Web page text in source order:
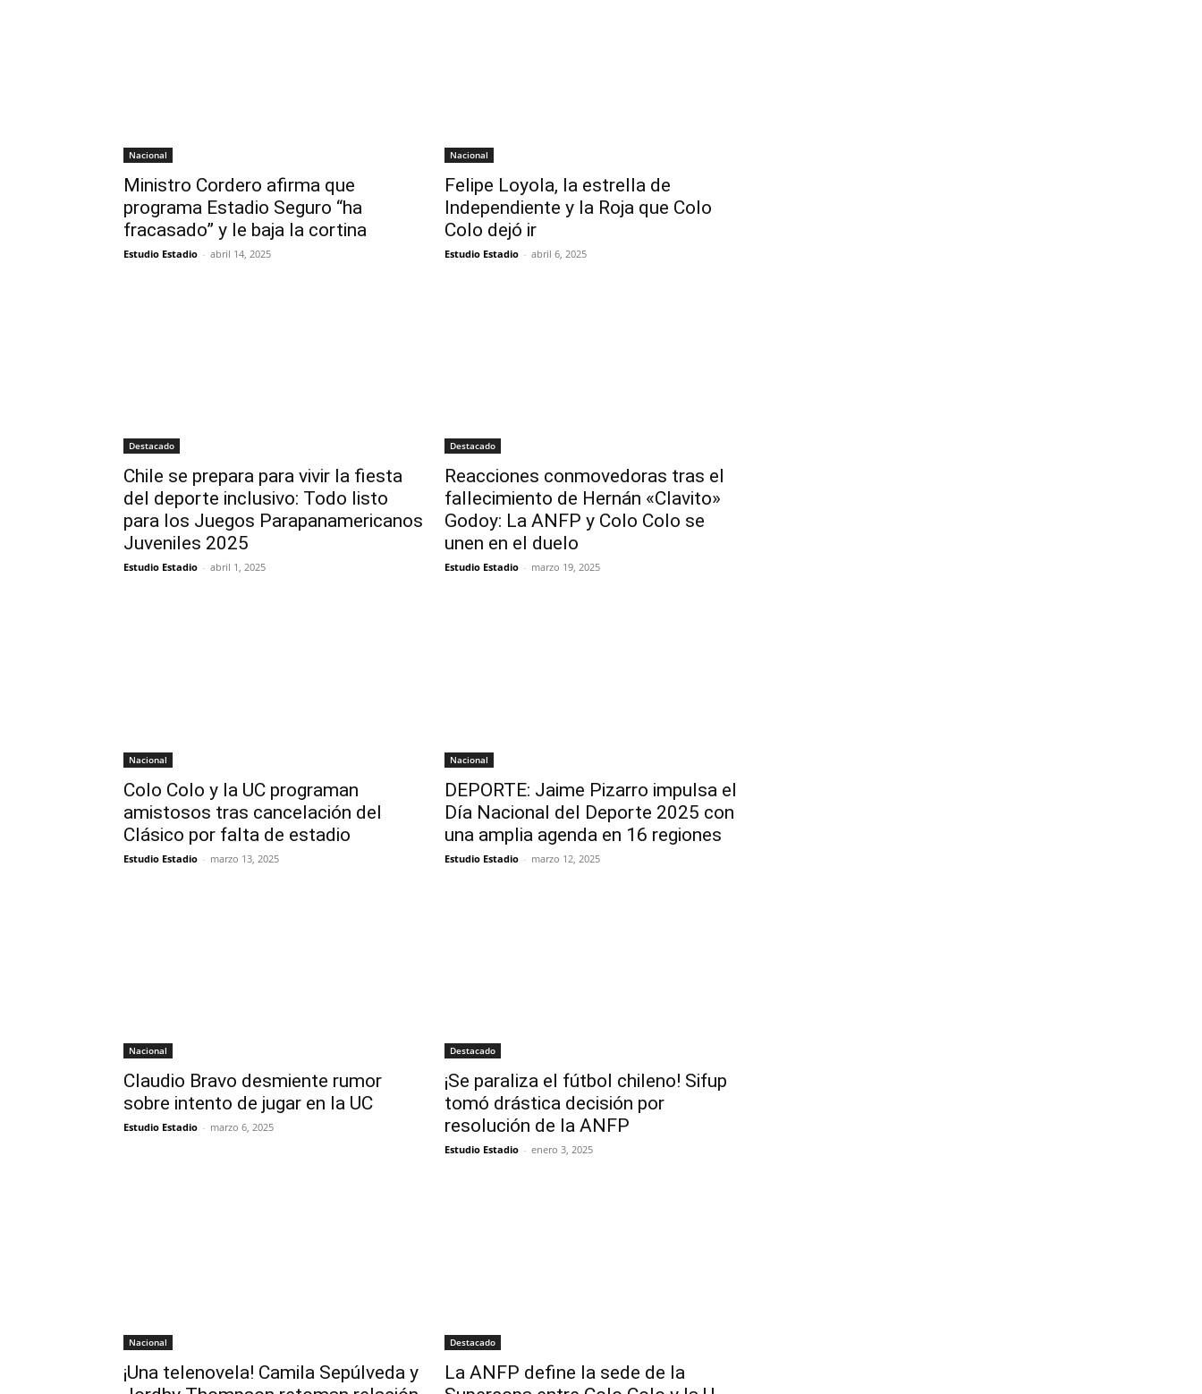
Nacional
Ministro Cordero afirma que
programa Estadio Seguro “ha
fracasado” y le baja la cortina
Estudio Estadio - abril 14, 2025
Nacional
Felipe Loyola, la estrella de
Independiente y la Roja que Colo
Colo dejó ir
Estudio Estadio - abril 6, 2025
Destacado
Chile se prepara para vivir la fiesta
del deporte inclusivo: Todo listo
para los Juegos Parapanamericanos
Juveniles 2025
Estudio Estadio - abril 1, 2025
Destacado
Reacciones conmovedoras tras el
fallecimiento de Hernán «Clavito»
Godoy: La ANFP y Colo Colo se
unen en el duelo
Estudio Estadio - marzo 19, 2025
Nacional
Colo Colo y la UC programan
amistosos tras cancelación del
Clásico por falta de estadio
Estudio Estadio - marzo 13, 2025
Nacional
DEPORTE: Jaime Pizarro impulsa el
Día Nacional del Deporte 2025 con
una amplia agenda en 16 regiones
Estudio Estadio - marzo 12, 2025
Nacional
Claudio Bravo desmiente rumor
sobre intento de jugar en la UC
Estudio Estadio - marzo 6, 2025
Destacado
¡Se paraliza el fútbol chileno! Sifup
tomó drástica decisión por
resolución de la ANFP
Estudio Estadio - enero 3, 2025
Nacional
¡Una telenovela! Camila Sepúlveda y
Destacado
La ANFP define la sede de la